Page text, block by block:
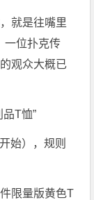
就是往嘴里
一位扑克传
观众大概已
T恤”
始），规则
限量版黄色T